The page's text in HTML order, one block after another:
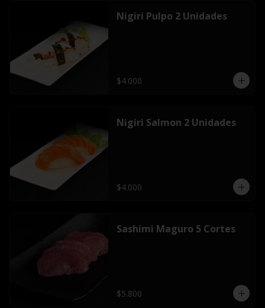
Nigiri Pulpo 2 Unidades
$4.000
Nigiri Salmon 2 Unidades
$4.000
Sashimi Maguro 5 Cortes
$5.800